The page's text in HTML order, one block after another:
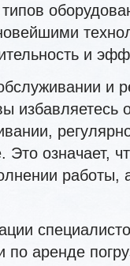
и
и
избавляетесь
Это означает,
работы,
аренде